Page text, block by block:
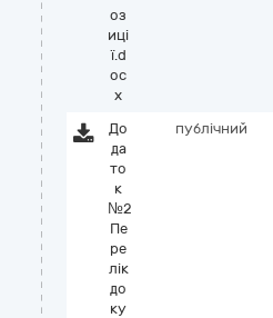
оз
иці
ї.d
oc
x
До
да
то
к
№2
Пе
ре
лік
до
ку
публічний